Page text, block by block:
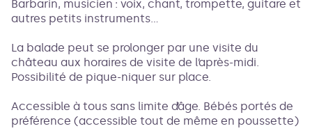
Barbarin, musicien : voix, chant, trompette, guitare et
autres petits instruments…
La balade peut se prolonger par une visite du
château aux horaires de visite de l’après-midi.
Possibilité de pique-niquer sur place.
Accessible à tous sans limite d’âge. Bébés portés de
préférence (accessible tout de même en poussette)